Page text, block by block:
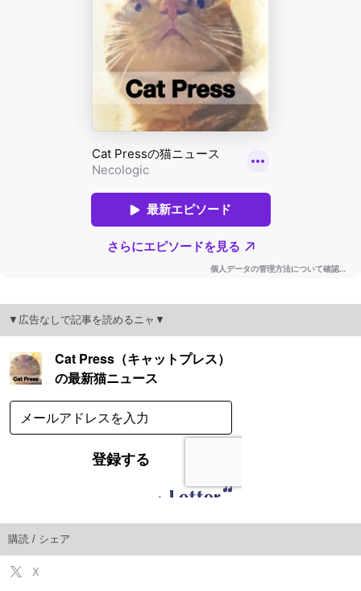
▼広告なしで記事を読めるニャ▼
購読 / シェア
X